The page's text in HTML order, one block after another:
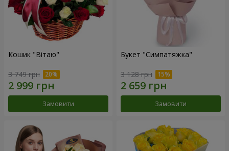
Кошик "Вітаю"
3 749 грн
Замовити
Букет "Симпатяжка"
3 128 грн
Замовити